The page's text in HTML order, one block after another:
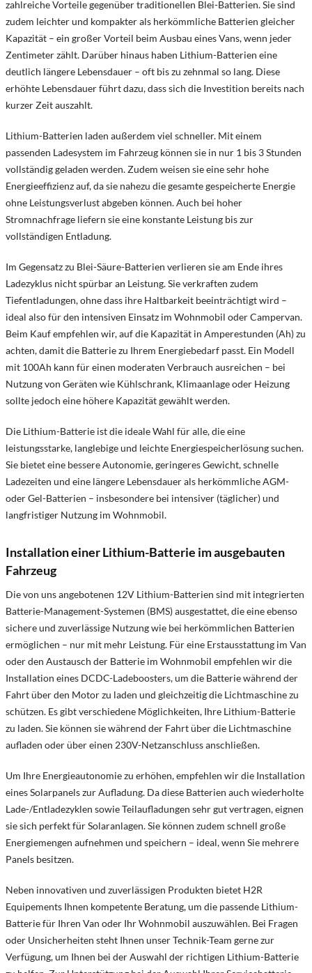
zahlreiche Vorteile gegenüber traditionellen Blei-Batterien. Sie sind
zudem leichter und kompakter als herkömmliche Batterien gleicher
Kapazität – ein großer Vorteil beim Ausbau eines Vans, wenn jeder
Zentimeter zählt. Darüber hinaus haben Lithium-Batterien eine
deutlich längere Lebensdauer – oft bis zu zehnmal so lang. Diese
erhöhte Lebensdauer führt dazu, dass sich die Investition bereits nach
kurzer Zeit auszahlt.
Lithium-Batterien laden außerdem viel schneller. Mit einem
passenden Ladesystem im Fahrzeug können sie in nur 1 bis 3 Stunden
vollständig geladen werden. Zudem weisen sie eine sehr hohe
Energieeffizienz auf, da sie nahezu die gesamte gespeicherte Energie
ohne Leistungsverlust abgeben können. Auch bei hoher
Stromnachfrage liefern sie eine konstante Leistung bis zur
vollständigen Entladung.
Im Gegensatz zu Blei-Säure-Batterien verlieren sie am Ende ihres
Ladezyklus nicht spürbar an Leistung. Sie verkraften zudem
Tiefentladungen, ohne dass ihre Haltbarkeit beeinträchtigt wird –
ideal also für den intensiven Einsatz im Wohnmobil oder Campervan.
Beim Kauf empfehlen wir, auf die Kapazität in Amperestunden (Ah) zu
achten, damit die Batterie zu Ihrem Energiebedarf passt. Ein Modell
mit 100Ah kann für einen moderaten Verbrauch ausreichen – bei
Nutzung von Geräten wie Kühlschrank, Klimaanlage oder Heizung
sollte jedoch eine höhere Kapazität gewählt werden.
Die Lithium-Batterie ist die ideale Wahl für alle, die eine
leistungsstarke, langlebige und leichte Energiespeicherlösung suchen.
Sie bietet eine bessere Autonomie, geringeres Gewicht, schnelle
Ladezeiten und eine längere Lebensdauer als herkömmliche AGM-
oder Gel-Batterien – insbesondere bei intensiver (täglicher) und
langfristiger Nutzung im Wohnmobil.
Installation einer Lithium-Batterie im ausgebauten
Fahrzeug
Die von uns angebotenen 12V Lithium-Batterien sind mit integrierten
Batterie-Management-Systemen (BMS) ausgestattet, die eine ebenso
sichere und zuverlässige Nutzung wie bei herkömmlichen Batterien
ermöglichen – nur mit mehr Leistung. Für eine Erstausstattung im Van
oder den Austausch der Batterie im Wohnmobil empfehlen wir die
Installation eines DCDC-Ladeboosters, um die Batterie während der
Fahrt über den Motor zu laden und gleichzeitig die Lichtmaschine zu
schützen. Es gibt verschiedene Möglichkeiten, Ihre Lithium-Batterie
zu laden. Sie können sie während der Fahrt über die Lichtmaschine
aufladen oder über einen 230V-Netzanschluss anschließen.
Um Ihre Energieautonomie zu erhöhen, empfehlen wir die Installation
eines Solarpanels zur Aufladung. Da diese Batterien auch wiederholte
Lade-/Entladezyklen sowie Teilaufladungen sehr gut vertragen, eignen
sie sich perfekt für Solaranlagen. Sie können zudem schnell große
Energiemengen aufnehmen und speichern – ideal, wenn Sie mehrere
Panels besitzen.
Neben innovativen und zuverlässigen Produkten bietet H2R
Equipements Ihnen kompetente Beratung, um die passende Lithium-
Batterie für Ihren Van oder Ihr Wohnmobil auszuwählen. Bei Fragen
oder Unsicherheiten steht Ihnen unser Technik-Team gerne zur
Verfügung, um Ihnen bei der Auswahl der richtigen Lithium-Batterie